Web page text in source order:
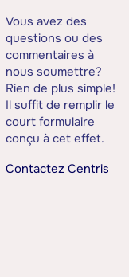
Vous avez des
questions ou des
commentaires à
nous soumettre?
Rien de plus simple!
Il suffit de remplir le
court formulaire
conçu à cet effet.
Contactez Centris